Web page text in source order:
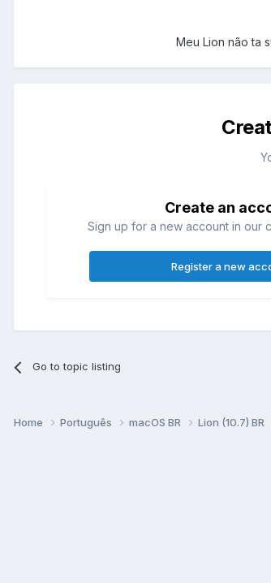
Meu Lion não ta
Create an
Sign up for a new account in our
Register a new
Go to topic listing
Home Português macOS BR Lion (10.7) BR